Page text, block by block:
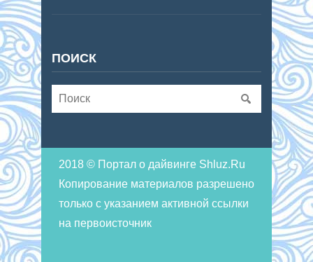
ПОИСК
2018 © Портал о дайвинге Shluz.Ru
Копирование материалов разрешено
только с указанием активной ссылки
на первоисточник